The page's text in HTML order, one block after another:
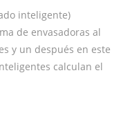
inteligente)
de envasadoras al
y un después en este
calculan el